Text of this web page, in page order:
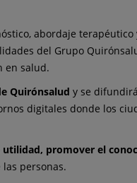
abordaje
del Grupo
en salud.
Quirónsalud y se
digitales donde los
promover el
personas.